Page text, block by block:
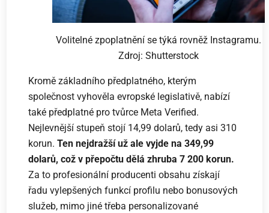
Volitelné zpoplatnění se týká rovněž Instagramu.
Zdroj: Shutterstock
Kromě základního předplatného, kterým
společnost vyhověla evropské legislativě, nabízí
také předplatné pro tvůrce Meta Verified.
Nejlevnější stupeň stojí 14,99 dolarů, tedy asi 310
korun.Ten nejdražší už ale vyjde na 349,99
dolarů, což v přepočtu dělá zhruba 7 200 korun.
Za to profesionální producenti obsahu získají
řadu vylepšených funkcí profilu nebo bonusových
služeb, mimo jiné třeba personalizované